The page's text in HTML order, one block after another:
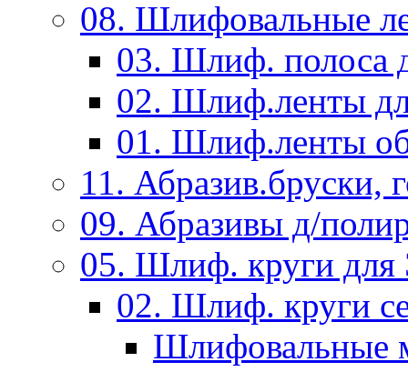
08. Шлифовальные
03. Шлиф.
02. Шлиф.ленты
01. Шлиф.ленты
11. Абразив.бруски,
09. Абразивы д/
05. Шлиф. круги
02. Шлиф. круги
Шлифовальные